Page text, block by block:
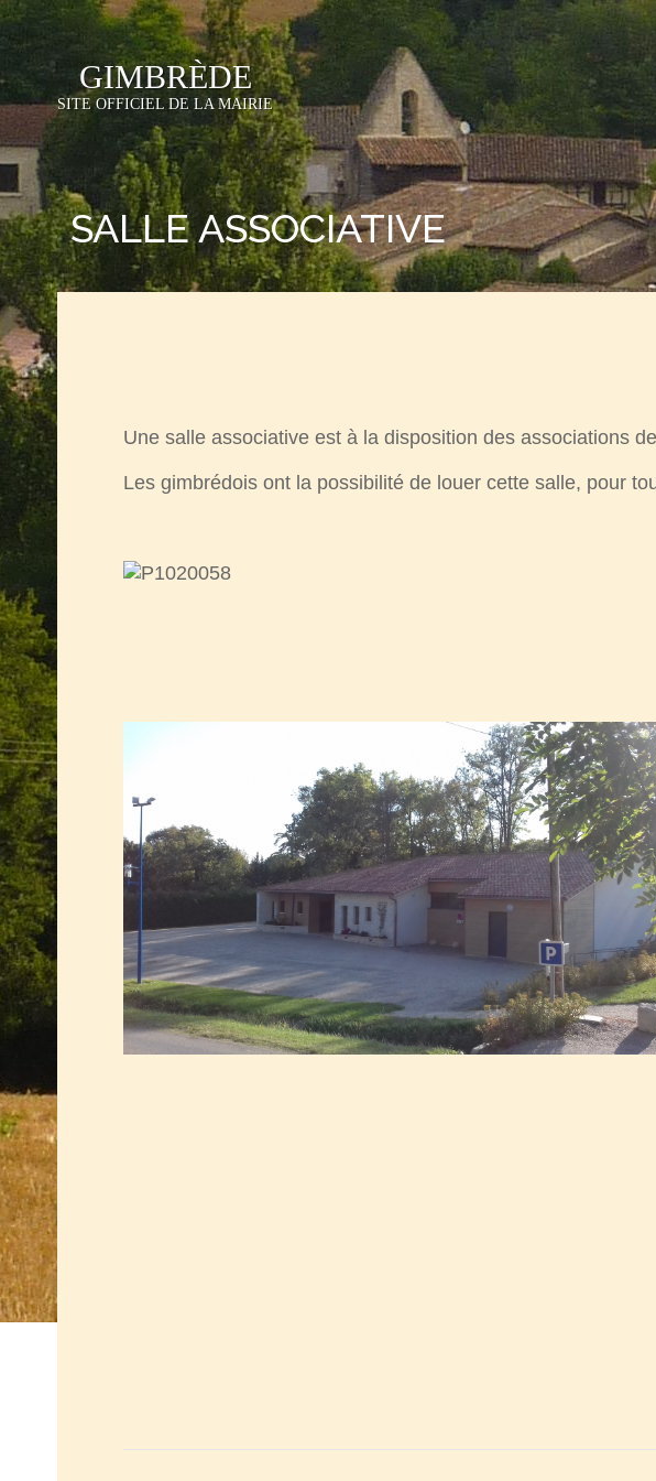
GIMBRÈDE
SITE OFFICIEL DE LA MAIRIE
d'Aide à
potable
et Loisirs
Manifestations
Associations
SALLE ASSOCIATIVE
Une salle associative est à la disposition des associations
Les gimbrédois ont la possibilité de louer cette salle, pour